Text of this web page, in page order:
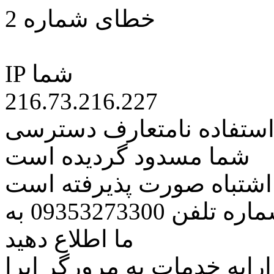
خطای شماره 2
IP شما
216.73.216.227
نامتعارف دسترسی
شما مسدود گردیده است
اشتباه صورت پذیرفته است
مراتب این مسئله را از طریق شماره تلفن 09353273300 به
ما اطلاع دهید
خدمات به مرورگر اپرا